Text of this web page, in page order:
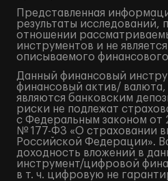
Представленная
результаты исследований,
отношении
инструментов и не
описываемого
Данный финансовый
финансовый актив/ валюта,
являются банковским
риски не подлежат
с Федеральным законом от
№ 177-ФЗ «О страховании
Российской Федерации».
доходность вложений в
инструмент/цифровой
в т. ч. цифровую не